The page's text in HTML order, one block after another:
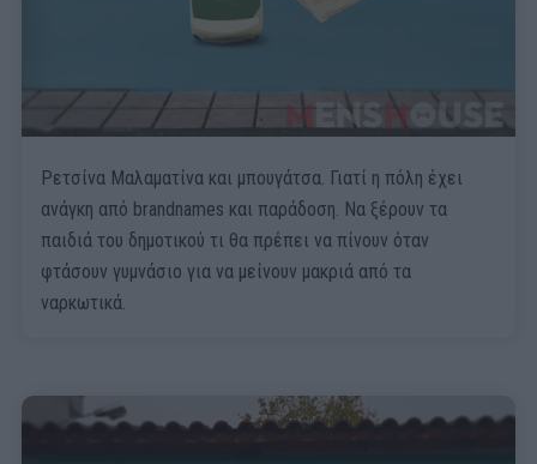
Ρετσίνα Μαλαματίνα και μπουγάτσα. Γιατί η πόλη έχει
ανάγκη από brandnames και παράδοση. Να ξέρουν τα
παιδιά του δημοτικού τι θα πρέπει να πίνουν όταν
φτάσουν γυμνάσιο για να μείνουν μακριά από τα
ναρκωτικά.